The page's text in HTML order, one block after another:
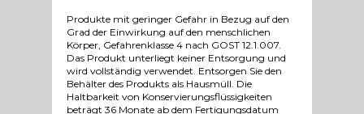
Produkte mit geringer Gefahr in Bezug auf den
Grad der Einwirkung auf den menschlichen
Körper, Gefahrenklasse 4 nach GOST 12.1.007.
Das Produkt unterliegt keiner Entsorgung und
wird vollständig verwendet. Entsorgen Sie den
Behälter des Produkts als Hausmüll. Die
Haltbarkeit von Konservierungsflüssigkeiten
beträgt 36 Monate ab dem Fertigungsdatum